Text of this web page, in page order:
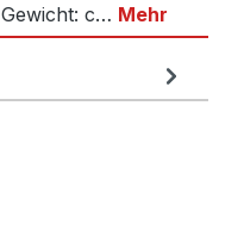
c… Mehr